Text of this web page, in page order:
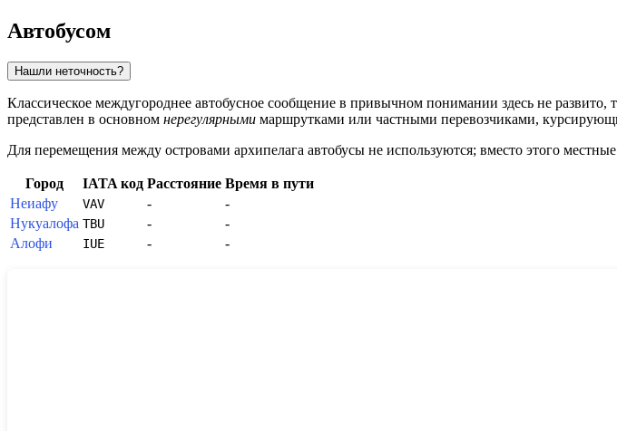
Автобусом
Нашли неточность?
Классическое междугороднее автобусное сообщение в привычном понимании здесь не
представлен в основном нерегулярными маршрутками или частными перевозчиками,
Для перемещения между островами архипелага автобусы не используются; вместо этого
Город IATA код Расстояние Время в пути
Неиафу
VAV -
-
Нукуалофа TBU -
-
Алофи
IUE - -